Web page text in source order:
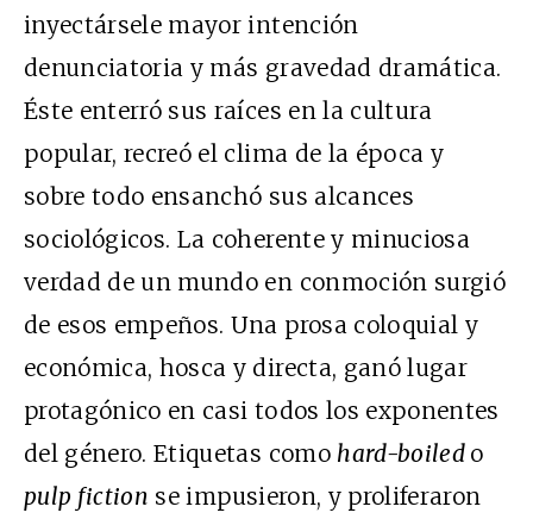
inyectársele mayor intención
denunciatoria y más gravedad dramática.
Éste enterró sus raíces en la cultura
popular, recreó el clima de la época y
sobre todo ensanchó sus alcances
sociológicos. La coherente y minuciosa
verdad de un mundo en conmoción surgió
de esos empeños. Una prosa coloquial y
económica, hosca y directa, ganó lugar
protagónico en casi todos los exponentes
del género. Etiquetas como hard-boiled o
pulp fiction se impusieron, y proliferaron